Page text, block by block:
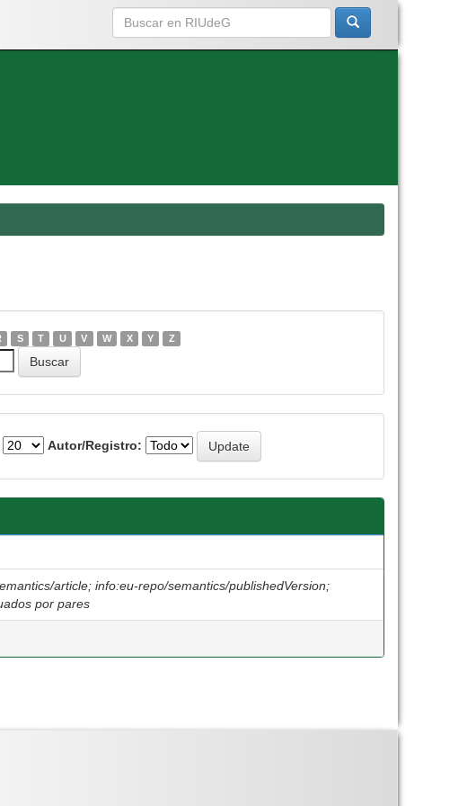
S T U V W X Y Z
Autor/Registro:
article; info:eu-repo/semantics/publishedVersion;
por pares